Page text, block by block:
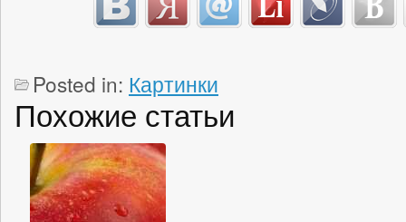
Posted in: Картинки
Похожие статьи